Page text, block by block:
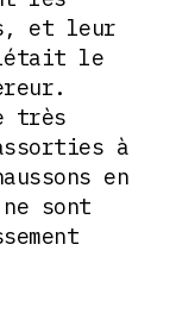
et leur
le
très
à
en
sont